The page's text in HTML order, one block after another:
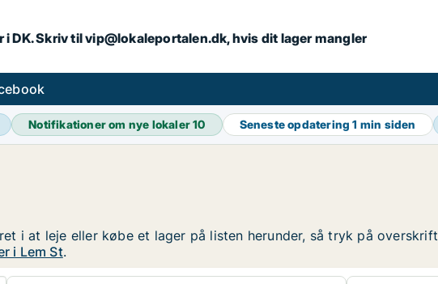
DK. Skriv til vip@lokaleportalen.dk, hvis dit lager mangler
Notifikationer om nye lokaler10 Seneste opdatering1 min siden
i at leje eller købe et lager på listen herunder, så tryk på
i Lem St.